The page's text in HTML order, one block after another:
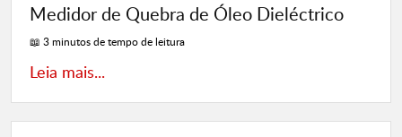
Medidor de Quebra de Óleo Dieléctrico
📖 3 minutos de tempo de leitura
Leia mais...